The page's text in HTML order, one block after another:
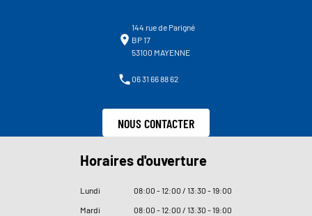
144 rue de Parigné
BP 17
53100 MAYENNE
06 31 66 88 62
NOUS CONTACTER
Horaires d'ouverture
Lundi 08:00 - 12:00 / 13:30 - 19:00
Mardi
08:00 - 12:00 / 13:30 - 19:00